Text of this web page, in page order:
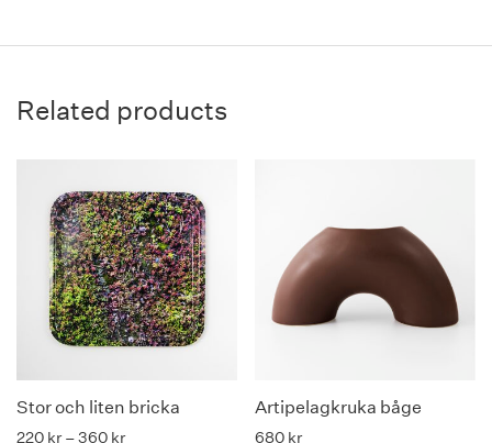
Related products
Stor och liten bricka
220 kr –360 krPrice range: 220 kr through 360 kr
Artipelagkruka båge
680 kr